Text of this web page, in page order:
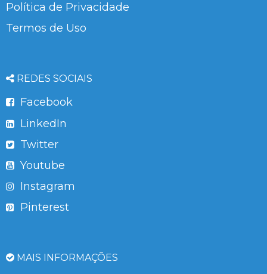
Política de Privacidade
Termos de Uso
REDES SOCIAIS
Facebook
LinkedIn
Twitter
Youtube
Instagram
Pinterest
MAIS INFORMAÇÕES